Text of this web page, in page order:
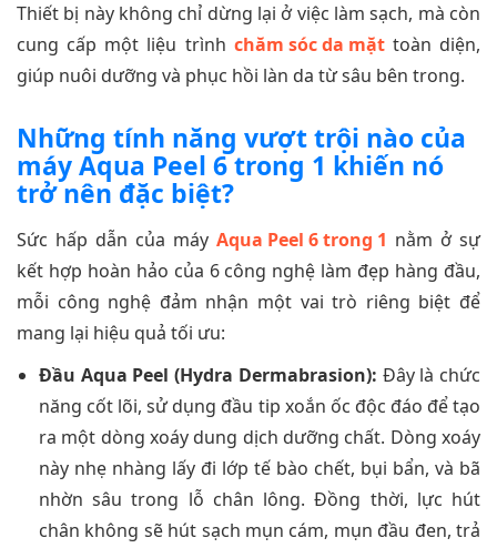
Thiết bị này không chỉ dừng lại ở việc làm sạch, mà còn
cung cấp một liệu trình chăm sóc da mặttoàn diện,
giúp nuôi dưỡng và phục hồi làn da từ sâu bên trong.
Những tính năng vượt trội nào của
máy Aqua Peel 6 trong 1 khiến nó
trở nên đặc biệt?
Sức hấp dẫn của máy Aqua Peel 6 trong 1 nằm ở sự
kết hợp hoàn hảo của 6 công nghệ làm đẹp hàng đầu,
mỗi công nghệ đảm nhận một vai trò riêng biệt để
mang lại hiệu quả tối ưu:
Đầu Aqua Peel (Hydra Dermabrasion): Đây là chức
năng cốt lõi, sử dụng đầu tip xoắn ốc độc đáo để tạo
ra một dòng xoáy dung dịch dưỡng chất. Dòng xoáy
này nhẹ nhàng lấy đi lớp tế bào chết, bụi bẩn, và bã
nhờn sâu trong lỗ chân lông. Đồng thời, lực hút
chân không sẽ hút sạch mụn cám, mụn đầu đen, trả